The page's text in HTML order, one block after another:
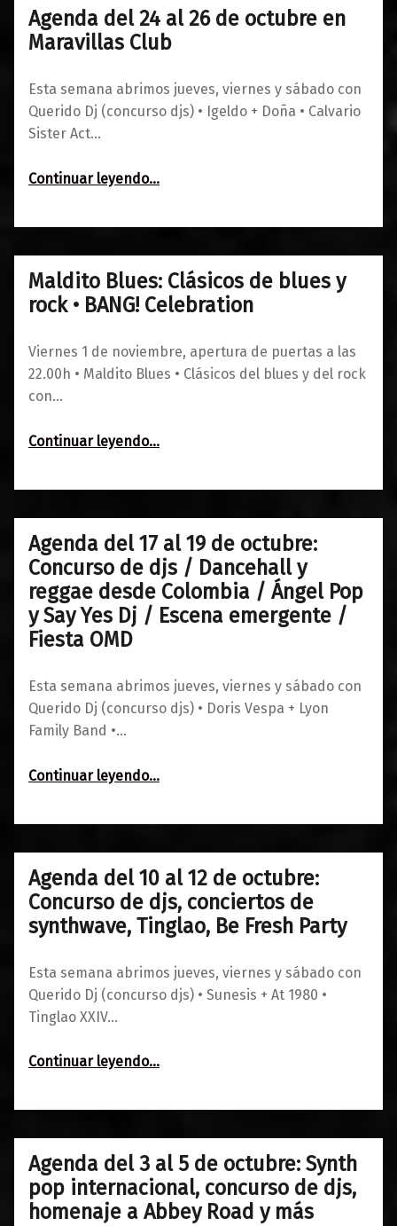
Agenda del 24 al 26 de octubre en
Maravillas Club
Esta semana abrimos jueves, viernes y sábado con
Querido Dj (concurso djs) • Igeldo + Doña • Calvario
Sister Act…
Continuar leyendo“Agenda del 24 al 26 de octubre en Maravillas Club”
…
22/10/2019
0
Maravillas
Maldito Blues: Clásicos de blues y
rock • BANG! Celebration
Viernes 1 de noviembre, apertura de puertas a las
22.00h • Maldito Blues • Clásicos del blues y del rock
con…
Continuar leyendo“Maldito Blues: Clásicos de blues y rock • BANG! Celebration”
…
22/10/20190
Maravillas
Agenda del 17 al 19 de octubre:
Concurso de djs / Dancehall y
reggae desde Colombia / Ángel Pop
y Say Yes Dj / Escena emergente /
Fiesta OMD
Esta semana abrimos jueves, viernes y sábado con
Querido Dj (concurso djs) • Doris Vespa + Lyon
Family Band •…
Continuar leyendo…
15/10/2019
0
Maravillas
Agenda del 10 al 12 de octubre:
Concurso de djs, conciertos de
synthwave, Tinglao, Be Fresh Party
Esta semana abrimos jueves, viernes y sábado con
Querido Dj (concurso djs) • Sunesis + At 1980 •
Tinglao XXIV…
Continuar leyendo“Agenda del 10 al 12 de octubre: Concurso de djs, conciertos de synthwave, Tinglao, Be Fresh Party”
…
08/10/2019
0
Maravillas
Agenda del 3 al 5 de octubre: Synth
pop internacional, concurso de djs,
homenaje a Abbey Road y más
30/09/20190
Maravillas